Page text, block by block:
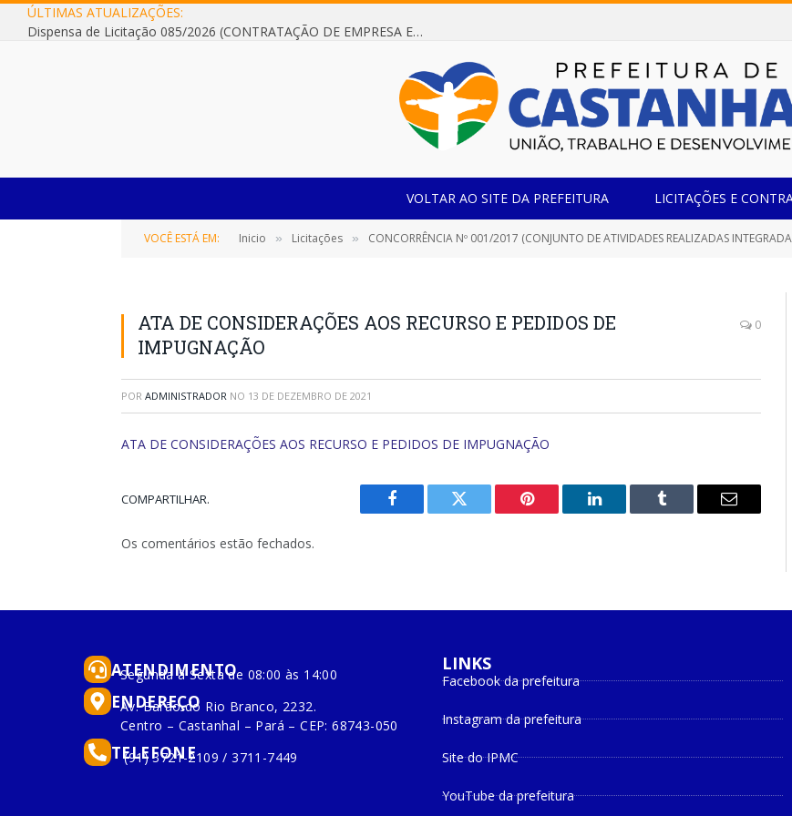
ÚLTIMAS ATUALIZAÇÕES:
Dispensa de Licitação 085/2026 (CONTRATAÇÃO DE EMPRESA ESPECIALIZADA NA FABRICAÇÃO DE MÓVEIS SOB MEDIDA COM ESTRUTURA METÁLICA EM METALON PARA ATENDIMENTO DAS NECESSIDADES DA SALA SIMOV DA EMEF MADRE MARIA VIGANÓ)
VOLTAR AO SITE DA PREFEITURA LICITAÇÕES E
VOCÊ ESTÁ EM: Inicio » Licitações » CONCORRÊNCIA Nº 001/2017 (CONJUNTO DE ATIVIDADES REALIZADAS INTEGRADAMENTE QUE TENHAM POR OBJETIVO O ESTUDO, O PLANEJAMENTO, A CONCEITUAÇÃO, A CONCEPÇÃO, A CRIAÇÃO, A EXECUÇÃO INTERNA, A INTERMEDIAÇÃO E A SUPERVISÃO DA EXECUÇÃO EXTERNA E A DISTRIBUIÇÃO DE PUBLICIDADE AOS VEÍCULOS
ATA DE CONSIDERAÇÕES AOS RECURSO E PEDIDOS DE
IMPUGNAÇÃO
0
POR ADMINISTRADOR NO 13 DE DEZEMBRO DE 2021
ATA DE CONSIDERAÇÕES AOS RECURSO E PEDIDOS DE IMPUGNAÇÃO
COMPARTILHAR.
Facebook Twitter Pinterest
O
Tumblr
E-
Os comentários estão fechados.
ATENDIMENTO
Segunda à Sexta de 08:00 às 14:00
ENDEREÇO
Av. Barão do Rio Branco, 2232.
Centro – Castanhal – Pará – CEP: 68743-050
TELEFONE
(91) 3721-2109 / 3711-7449
LINKS
Facebook da prefeitura
Instagram da prefeitura
Site do IPMC
YouTube da prefeitura